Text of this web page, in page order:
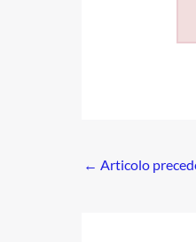
← Articolo